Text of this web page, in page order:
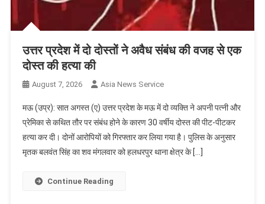
उत्तर प्रदेश में दो दोस्तों ने अवैध संबंध की वजह से एक
दोस्त की हत्या की
August 7, 2026 Asia News Service
मऊ (उप्र): सात अगस्त (ए) उत्तर प्रदेश के मऊ में दो व्यक्ति ने अपनी पत्नी और
प्रेमिका से कथित तौर पर संबंध होने के कारण 30 वर्षीय दोस्त की पीट-पीटकर
हत्या कर दी। दोनों आरोपियों को गिरफ्तार कर लिया गया है। पुलिस के अनुसार
मृतक बलवंत सिंह का शव मंगलवार को हलधरपुर थाना क्षेत्र के […]
Continue Reading